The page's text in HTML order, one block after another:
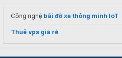
Công nghệ bãi đỗ xe thông minh IoT
Thuê vps giá rẻ